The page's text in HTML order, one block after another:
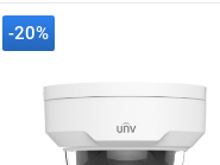
-20%